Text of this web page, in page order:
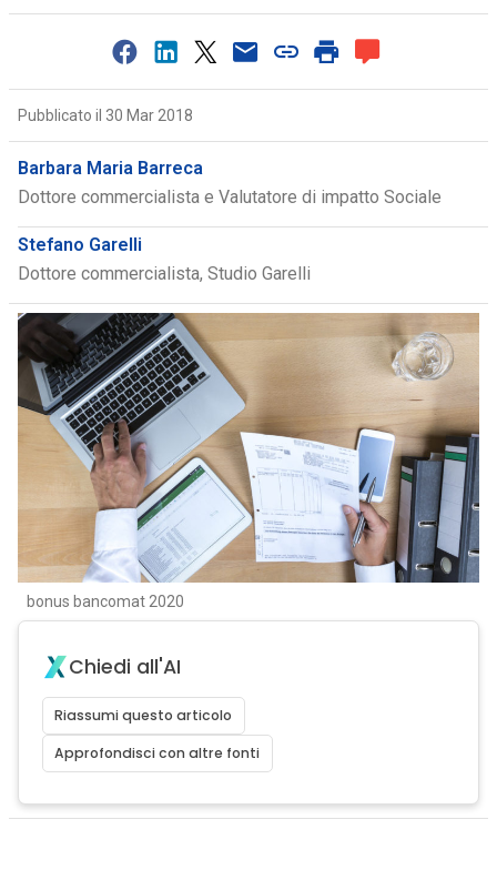
Pubblicato il 30 Mar 2018
Barbara Maria Barreca
Dottore commercialista e Valutatore di impatto Sociale
Stefano Garelli
Dottore commercialista, Studio Garelli
bonus bancomat 2020
Chiedi all'AI
Riassumi questo articolo
Approfondisci con altre fonti